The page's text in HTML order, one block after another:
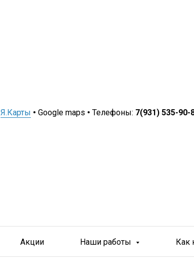
Я.Карты • Google maps • Телефоны: 7(931) 535-90-
Акции Наши работы Как